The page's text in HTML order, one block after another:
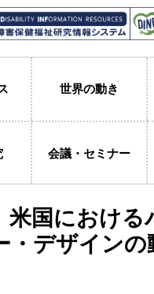
世界の動き
会議・セミナー
国における
・デザインの